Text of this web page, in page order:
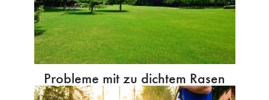
Probleme mit zu dichtem Rasen